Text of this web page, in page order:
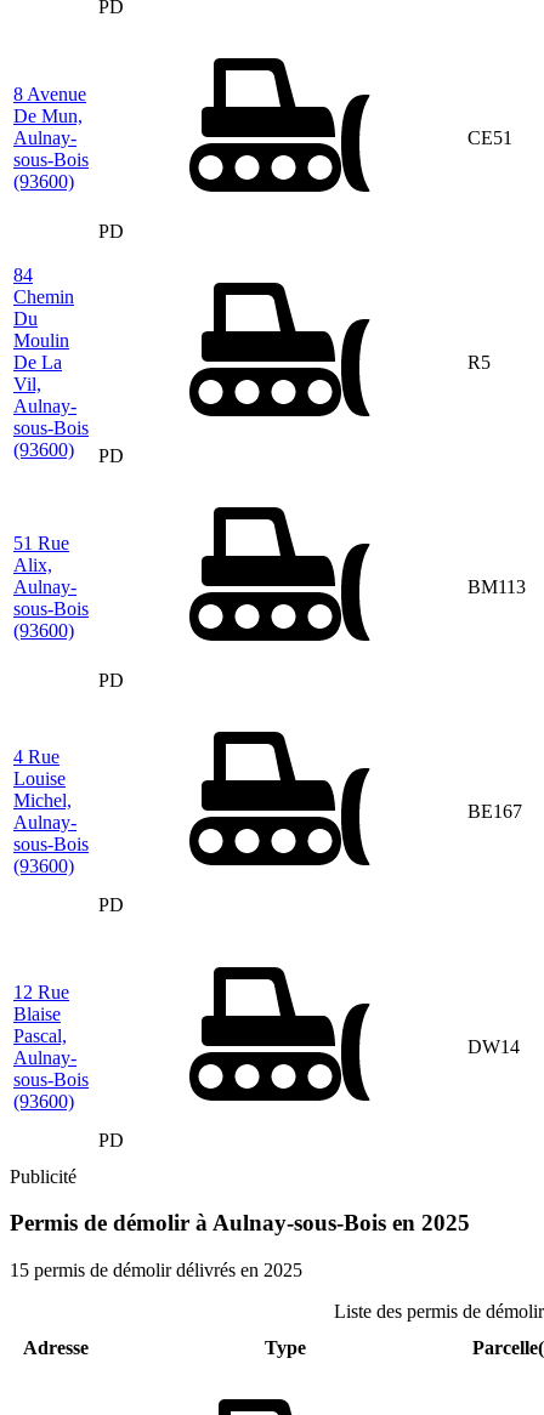
PD
8 Avenue
De Mun,
Aulnay-
sous-Bois
(93600)
PD
CE51
84
Chemin
Du
Moulin
De La
Vil,
Aulnay-
sous-Bois
(93600)
PD
R5
51 Rue
Alix,
Aulnay-
sous-Bois
(93600)
PD
BM113
4 Rue
Louise
Michel,
Aulnay-
sous-Bois
(93600)
PD
BE167
12 Rue
Blaise
Pascal,
Aulnay-
sous-Bois
(93600)
PD
DW14
Publicité
Permis de démolir à Aulnay-sous-Bois en 2025
15 permis de démolir délivrés en 2025
Liste des permis de
Adresse
Type